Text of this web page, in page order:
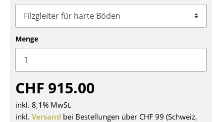
Bürosessel
Einzelteile
... alle Sitzmöbel
Tische
Esstische
Beistelltische
Menge
CHF 915.00
inkl. 8,1% MwSt.
inkl. Versand bei Bestellungen über CHF 99 (Schweiz,